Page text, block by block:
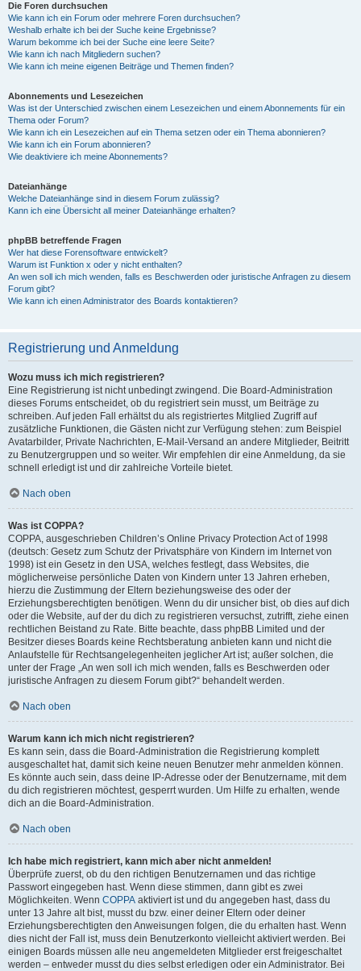
Die Foren durchsuchen
Wie kann ich ein Forum oder mehrere Foren durchsuchen?
Weshalb erhalte ich bei der Suche keine Ergebnisse?
Warum bekomme ich bei der Suche eine leere Seite?
Wie kann ich nach Mitgliedern suchen?
Wie kann ich meine eigenen Beiträge und Themen finden?
Abonnements und Lesezeichen
Was ist der Unterschied zwischen einem Lesezeichen und einem Abonnements für ein
Thema oder Forum?
Wie kann ich ein Lesezeichen auf ein Thema setzen oder ein Thema abonnieren?
Wie kann ich ein Forum abonnieren?
Wie deaktiviere ich meine Abonnements?
Dateianhänge
Welche Dateianhänge sind in diesem Forum zulässig?
Kann ich eine Übersicht all meiner Dateianhänge erhalten?
phpBB betreffende Fragen
Wer hat diese Forensoftware entwickelt?
Warum ist Funktion x oder y nicht enthalten?
An wen soll ich mich wenden, falls es Beschwerden oder juristische Anfragen zu diesem
Forum gibt?
Wie kann ich einen Administrator des Boards kontaktieren?
Registrierung und Anmeldung
Wozu muss ich mich registrieren?
Eine Registrierung ist nicht unbedingt zwingend. Die Board-Administration
dieses Forums entscheidet, ob du registriert sein musst, um Beiträge zu
schreiben. Auf jeden Fall erhältst du als registriertes Mitglied Zugriff auf
zusätzliche Funktionen, die Gästen nicht zur Verfügung stehen: zum Beispiel
Avatarbilder, Private Nachrichten, E-Mail-Versand an andere Mitglieder, Beitritt
zu Benutzergruppen und so weiter. Wir empfehlen dir eine Anmeldung, da sie
schnell erledigt ist und dir zahlreiche Vorteile bietet.
Nach oben
Was ist COPPA?
COPPA, ausgeschrieben Children’s Online Privacy Protection Act of 1998
(deutsch: Gesetz zum Schutz der Privatsphäre von Kindern im Internet von
1998) ist ein Gesetz in den USA, welches festlegt, dass Websites, die
möglicherweise persönliche Daten von Kindern unter 13 Jahren erheben,
hierzu die Zustimmung der Eltern beziehungsweise des oder der
Erziehungsberechtigten benötigen. Wenn du dir unsicher bist, ob dies auf dich
oder die Website, auf der du dich zu registrieren versuchst, zutrifft, ziehe einen
rechtlichen Beistand zu Rate. Bitte beachte, dass phpBB Limited und der
Besitzer dieses Boards keine Rechtsberatung anbieten kann und nicht die
Anlaufstelle für Rechtsangelegenheiten jeglicher Art ist; außer solchen, die
unter der Frage „An wen soll ich mich wenden, falls es Beschwerden oder
juristische Anfragen zu diesem Forum gibt?“ behandelt werden.
Nach oben
Warum kann ich mich nicht registrieren?
Es kann sein, dass die Board-Administration die Registrierung komplett
ausgeschaltet hat, damit sich keine neuen Benutzer mehr anmelden können.
Es könnte auch sein, dass deine IP-Adresse oder der Benutzername, mit dem
du dich registrieren möchtest, gesperrt wurden. Um Hilfe zu erhalten, wende
dich an die Board-Administration.
Nach oben
Ich habe mich registriert, kann mich aber nicht anmelden!
Überprüfe zuerst, ob du den richtigen Benutzernamen und das richtige
Passwort eingegeben hast. Wenn diese stimmen, dann gibt es zwei
Möglichkeiten. Wenn COPPA aktiviert ist und du angegeben hast, dass du
unter 13 Jahre alt bist, musst du bzw. einer deiner Eltern oder deiner
Erziehungsberechtigten den Anweisungen folgen, die du erhalten hast. Wenn
dies nicht der Fall ist, muss dein Benutzerkonto vielleicht aktiviert werden. Bei
einigen Boards müssen alle neu angemeldeten Mitglieder erst freigeschaltet
werden – entweder musst du dies selbst erledigen oder ein Administrator. Bei